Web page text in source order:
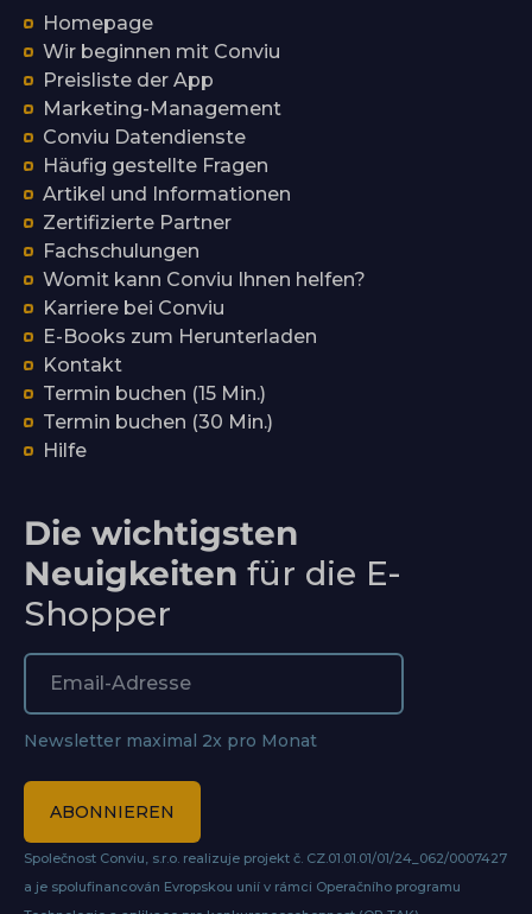
Homepage
Wir beginnen mit Conviu
Preisliste der App
Marketing-Management
Conviu Datendienste
Häufig gestellte Fragen
Artikel und Informationen
Zertifizierte Partner
Fachschulungen
Womit kann Conviu Ihnen helfen?
Karriere bei Conviu
E-Books zum Herunterladen
Kontakt
Termin buchen (15 Min.)
Termin buchen (30 Min.)
Hilfe
Die wichtigsten
Neuigkeiten für die E-
Shopper
Newsletter maximal 2x pro Monat
ABONNIEREN
Společnost Conviu, s.r.o. realizuje projekt č. CZ.01.01.01/01/24_062/0007427
a je spolufinancován Evropskou unií v rámci Operačního programu